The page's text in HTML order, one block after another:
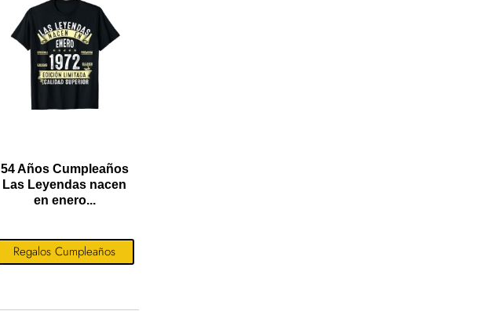
54 Años Cumpleaños
Las Leyendas nacen
en enero...
Regalos Cumpleaños